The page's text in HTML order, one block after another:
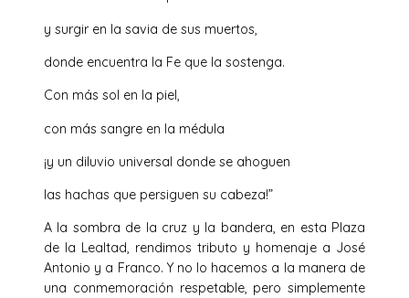
y surgir en la savia de sus muertos,
donde encuentra la Fe que la sostenga.
Con más sol en la piel,
con más sangre en la médula
¡y un diluvio universal donde se ahoguen
las hachas que persiguen su cabeza!”
A la sombra de la cruz y la bandera, en esta Plaza
de la Lealtad, rendimos tributo y homenaje a José
Antonio y a Franco. Y no lo hacemos a la manera de
una conmemoración respetable, pero simplemente